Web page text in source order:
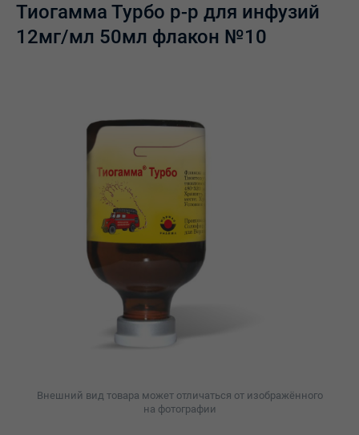
Тиогамма Турбо р-р для инфузий
12мг/мл 50мл флакон №10
Внешний вид товара может отличаться от изображённого
на фотографии